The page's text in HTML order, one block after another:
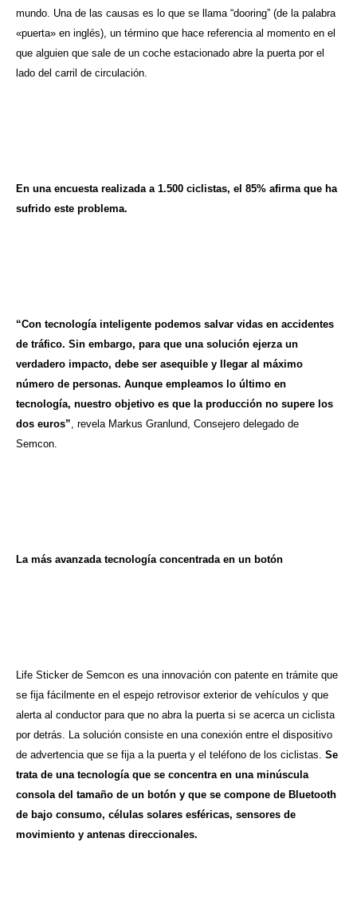
mundo. Una de las causas es lo que se llama “dooring” (de la palabra
«puerta» en inglés), un término que hace referencia al momento en el
que alguien que sale de un coche estacionado abre la puerta por el
lado del carril de circulación.
En una encuesta realizada a 1.500 ciclistas, el 85% afirma que ha
sufrido este problema.
“Con tecnología inteligente podemos salvar vidas en accidentes
de tráfico. Sin embargo, para que una solución ejerza un
verdadero impacto, debe ser asequible y llegar al máximo
número de personas. Aunque empleamos lo último en
tecnología, nuestro objetivo es que la producción no supere los
dos euros”, revela Markus Granlund, Consejero delegado de
Semcon.
La más avanzada tecnología concentrada en un botón
Life Sticker de Semcon es una innovación con patente en trámite que
se fija fácilmente en el espejo retrovisor exterior de vehículos y que
alerta al conductor para que no abra la puerta si se acerca un ciclista
por detrás. La solución consiste en una conexión entre el dispositivo
de advertencia que se fija a la puerta y el teléfono de los ciclistas. Se
trata de una tecnología que se concentra en una minúscula
consola del tamaño de un botón y que se compone de Bluetooth
de bajo consumo, células solares esféricas, sensores de
movimiento y antenas direccionales.